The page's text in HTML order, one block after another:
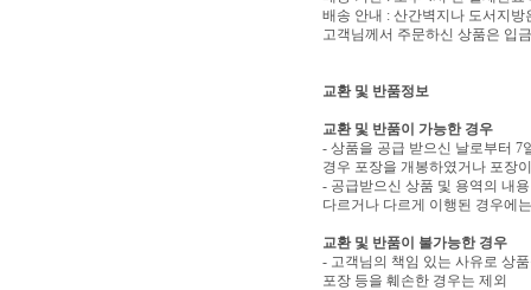
배송 안내 : 산간벽지나 도서지
고객님께서 주문하신 상품은 입
교환 및 반품정보
교환 및 반품이 가능한 경우
- 상품을 공급 받으신 날로부터 7
경우 포장을 개봉하였거나 포장
- 공급받으신 상품 및 용역의 내
다르거나 다르게 이행된 경우에
교환 및 반품이 불가능한 경우
- 고객님의 책임 있는 사유로 상
포장 등을 훼손한 경우는 제외